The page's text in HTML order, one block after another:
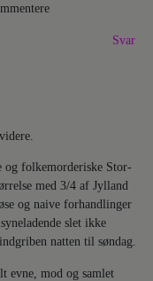
folkemorderiske Stor-
med 3/4 af Jylland
og naive forhandlinger
slet ikke
natten til søndag.
mod og samlet
Svar